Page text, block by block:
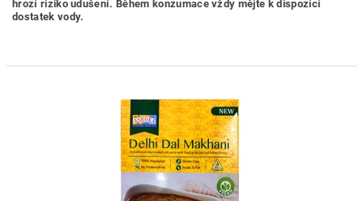
hrozí riziko udušení. Během konzumace vždy mějte k dispozici
dostatek vody.